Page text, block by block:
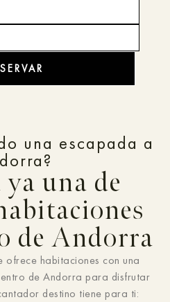
una escapada a
ya una de
de Andorra
ofrece habitaciones con una
de Andorra para disfrutar
destino tiene para ti: